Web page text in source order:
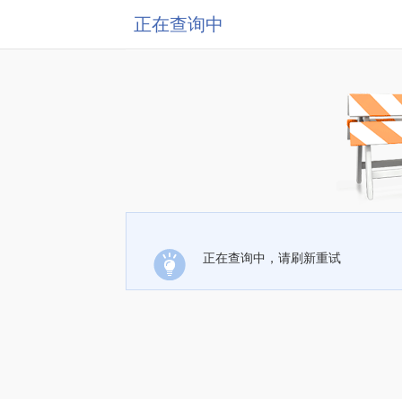
正在查询中
正在查询中，请刷新重试